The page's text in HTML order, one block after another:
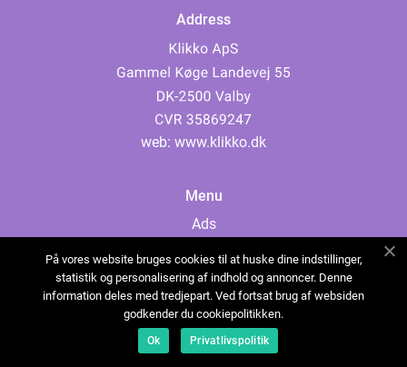
Address
web: www.klikko.dk
Menu
Ads
Cookies
Contact
Sitemap
På vores website bruges cookies til at huske dine indstillinger,
statistik og personalisering af indhold og annoncer. Denne
information deles med tredjepart. Ved fortsat brug af websiden
godkender du cookiepolitikken.
Ok Privatlivspolitik